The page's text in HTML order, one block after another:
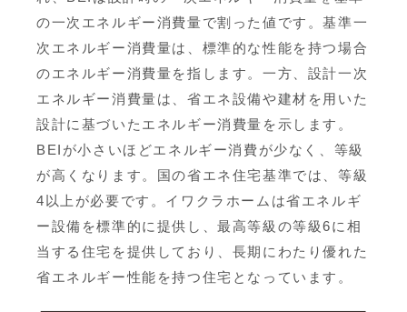
の一次エネルギー消費量で割った値です。基準一
次エネルギー消費量は、標準的な性能を持つ場合
のエネルギー消費量を指します。一方、設計一次
エネルギー消費量は、省エネ設備や建材を用いた
設計に基づいたエネルギー消費量を示します。
BEIが小さいほどエネルギー消費が少なく、等級
が高くなります。国の省エネ住宅基準では、等級
4以上が必要です。イワクラホームは省エネルギ
ー設備を標準的に提供し、最高等級の等級6に相
当する住宅を提供しており、長期にわたり優れた
省エネルギー性能を持つ住宅となっています。